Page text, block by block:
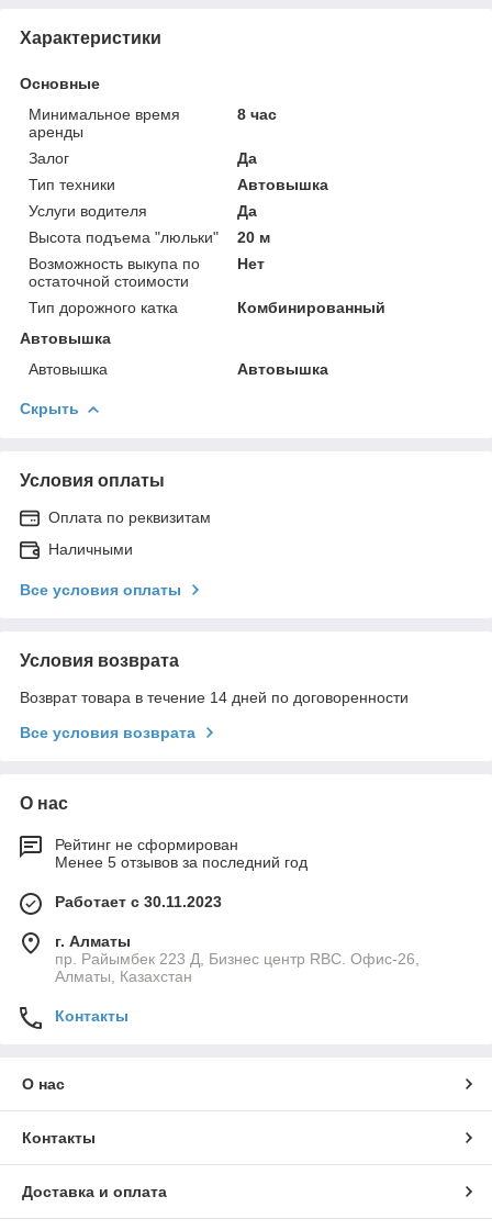
Характеристики
Основные
Минимальное время
аренды
8 час
Залог
Да
Тип техники
Автовышка
Услуги водителя
Да
Высота подъема "люльки"
20 м
Возможность выкупа по
остаточной стоимости
Нет
Тип дорожного катка
Комбинированный
Автовышка
Автовышка
Автовышка
Скрыть
Условия оплаты
Оплата по реквизитам
Наличными
Все условия оплаты
Условия возврата
Возврат товара в течение 14 дней по договоренности
Все условия возврата
О нас
Рейтинг не сформирован
Менее 5 отзывов за последний год
Работает с 30.11.2023
г. Алматы
пр. Райымбек 223 Д, Бизнес центр RBC. Офис-26,
Алматы, Казахстан
Контакты
О нас
Контакты
Доставка и оплата